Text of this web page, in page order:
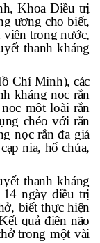
Khoa Điều trị
ương cho biết,
viện trong nước,
thanh kháng
Chí Minh), các
kháng nọc rắn
một loài rắn
chéo với rắn
nọc rắn đa giá
nia, hổ chúa,
thanh kháng
14 ngày điều trị
biết thực hiện
quả điện não
trong một vài